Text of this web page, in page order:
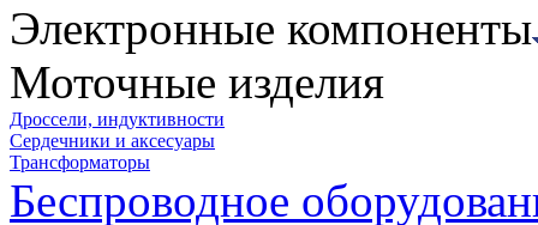
Электронные компоненты
Моточные изделия
Дроссели, индуктивности
Сердечники и аксесуары
Трансформаторы
Беспроводное